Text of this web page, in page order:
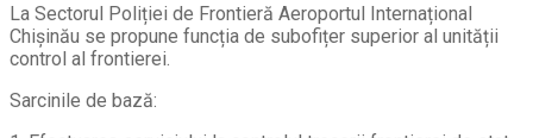
La Sectorul Poliției de Frontieră Aeroportul Internațional
Chișinău se propune funcția de subofițer superior al unității
control al frontierei.
Sarcinile de bază: